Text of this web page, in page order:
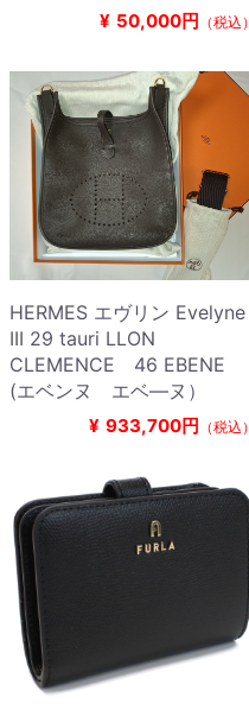
¥ 50,000円 （税込）
HERMES エヴリン Evelyne
III 29 tauri LLON
CLEMENCE 46 EBENE
(エベンヌ エベ―ヌ）
¥ 933,700円 （税込）